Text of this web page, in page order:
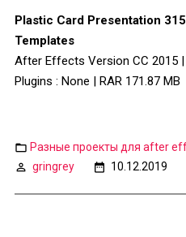
Plastic Card Presentation
Templates
After Effects Version CC 2015 |
Plugins : None | RAR 171.87 MB
Разные проекты для after
gringrey
10.12.2019